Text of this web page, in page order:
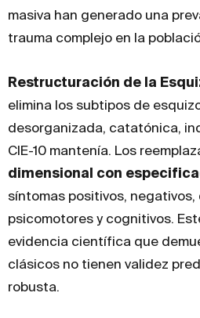
masiva han generado una
trauma complejo en la
Restructuración de la
elimina los subtipos de
desorganizada, catatónica,
CIE-10 mantenía. Los
dimensional con
síntomas positivos, negativos,
psicomotores y cognitivos.
evidencia científica que
clásicos no tienen validez
robusta.